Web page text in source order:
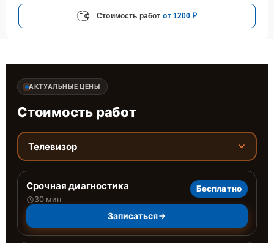
Стоимость работ от 1200 ₽
АКТУАЛЬНЫЕ ЦЕНЫ
Стоимость работ
Телевизор
Срочная диагностика
30 мин
Бесплатно
Записаться